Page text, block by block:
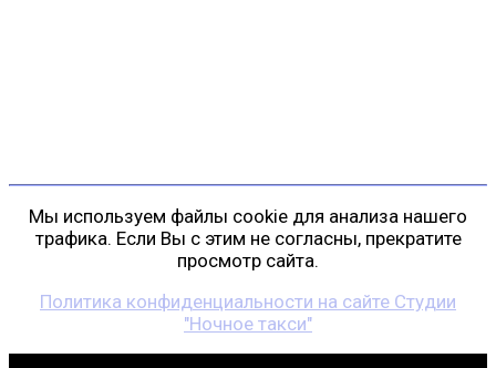
Мы используем файлы cookie для анализа нашего
трафика. Если Вы с этим не согласны, прекратите
просмотр сайта.
Политика конфиденциальности на сайте Студии
"Ночное такси"